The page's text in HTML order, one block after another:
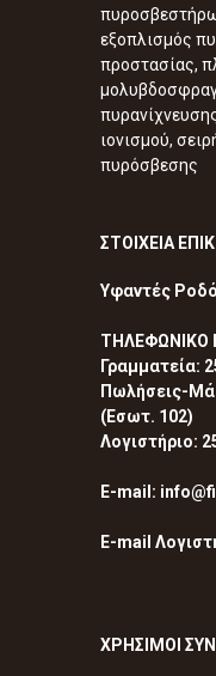
εξοπλισμός
προστασίας,
ιονισμού,
πυρόσβεσης
ΣΤΟΙΧΕΙΑ
Υφαντές
ΤΗΛΕΦΩΝΙΚΟ
Γραμματεία:
Πωλήσεις-
(Εσωτ. 102)
Λογιστήριο:
E-mail:
E-mail
ΧΡΗΣΙΜΟΙ